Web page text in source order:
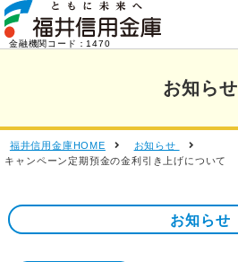
金融機関コード：1470
お知らせ
福井信用金庫HOME
お知らせ
キャンペーン定期預金の金利引き上げについて
お知らせ